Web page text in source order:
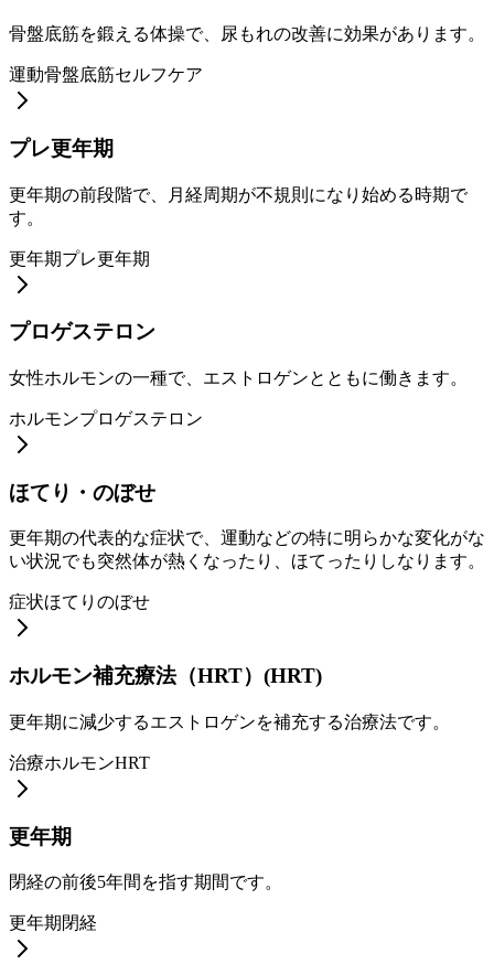
骨盤底筋を鍛える体操で、尿もれの改善に効果があります。
運動骨盤底筋セルフケア
プレ更年期
更年期の前段階で、月経周期が不規則になり始める時期で
す。
更年期プレ更年期
プロゲステロン
女性ホルモンの一種で、エストロゲンとともに働きます。
ホルモンプロゲステロン
ほてり・のぼせ
更年期の代表的な症状で、運動などの特に明らかな変化がな
い状況でも突然体が熱くなったり、ほてったりしなります。
症状ほてり のぼせ
ホルモン補充療法（HRT） (HRT)
更年期に減少するエストロゲンを補充する治療法です。
治療ホルモンHRT
更年期
閉経の前後5年間を指す期間です。
更年期 閉経